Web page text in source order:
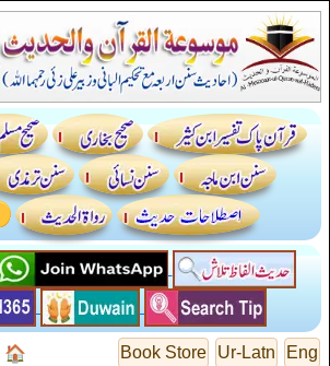
Eng
Ur-Latn
Book Store
🏠